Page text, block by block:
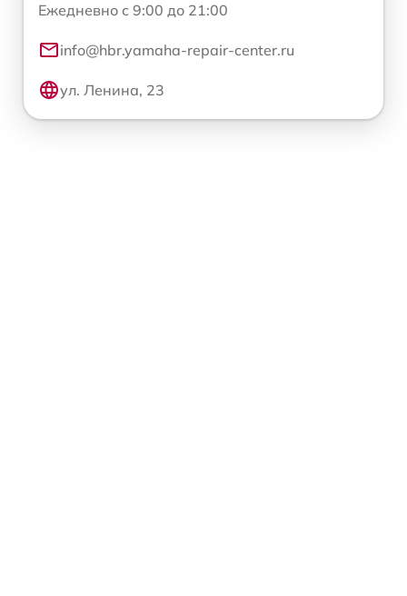
Ежедневно с 9:00 до 21:00
info@hbr.yamaha-repair-center.ru
ул. Ленина, 23